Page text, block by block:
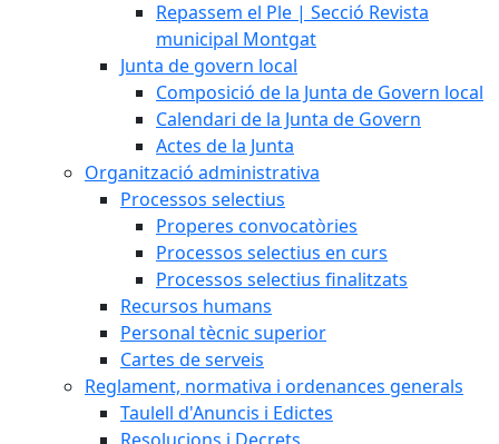
Repassem el Ple | Secció Revista
municipal Montgat
Junta de govern local
Composició de la Junta de Govern local
Calendari de la Junta de Govern
Actes de la Junta
Organització administrativa
Processos selectius
Properes convocatòries
Processos selectius en curs
Processos selectius finalitzats
Recursos humans
Personal tècnic superior
Cartes de serveis
Reglament, normativa i ordenances generals
Taulell d'Anuncis i Edictes